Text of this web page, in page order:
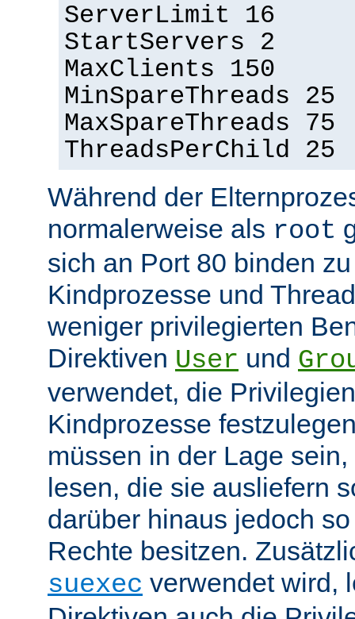
ServerLimit 16
StartServers 2
MaxClients 150
MinSpareThreads 25
MaxSpareThreads 75
ThreadsPerChild 25
Während der
normalerweise als root
sich an Port 80 binden
Kindprozesse und
weniger privilegierten
Direktiven User und
verwendet, die
Kindprozesse
müssen in der Lage
lesen, die sie ausliefern
darüber hinaus jedoch
Rechte besitzen.
suexec verwendet wird,